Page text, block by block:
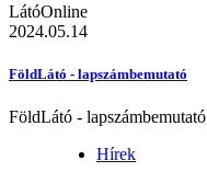
LátóOnline
2024.05.14
FöldLátó - lapszámbemutató
FöldLátó - lapszámbemutató
Hírek